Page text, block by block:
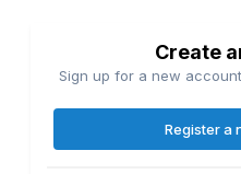
Create
Sign up for a new
Register a